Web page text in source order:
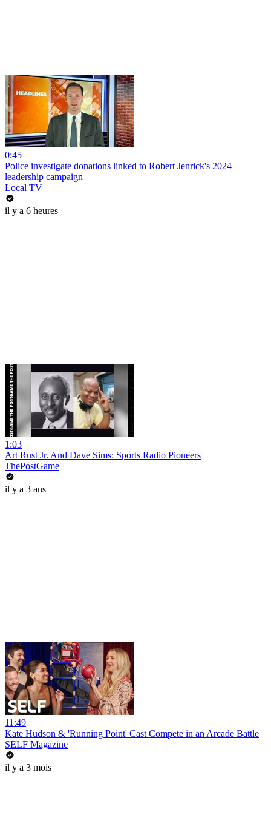
0:45
Police investigate donations linked to Robert Jenrick's 2024
leadership campaign
Local TV
il y a 6 heures
1:03
Art Rust Jr. And Dave Sims: Sports Radio Pioneers
ThePostGame
il y a 3 ans
11:49
Kate Hudson & 'Running Point' Cast Compete in an Arcade Battle
SELF Magazine
il y a 3 mois